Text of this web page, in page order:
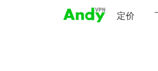
定价